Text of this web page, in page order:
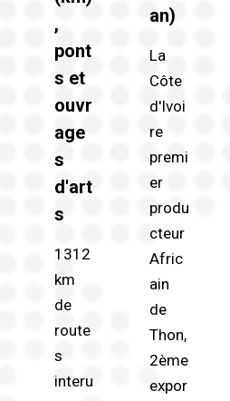
,
pont
s et
ouvr
age
s
d'art
s
1312
km
de
route
s
interu
an)
La
Côte
d'Ivoi
re
premi
er
produ
cteur
Afric
ain
de
Thon,
2ème
expor